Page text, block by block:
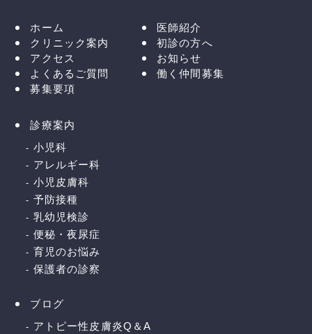
ホーム
医師紹介
クリニック案内
初診の方へ
アクセス
お知らせ
よくあるご質問
働く仲間募集
募集要項
診療案内
小児科
アレルギー科
小児皮膚科
予防接種
乳幼児検診
便秘・夜尿症
育児のお悩み
保護者の診察
ブログ
アトピー性皮膚炎Q＆A